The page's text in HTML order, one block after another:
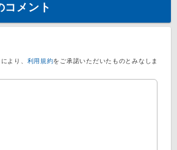
コメント
より、 利用規約をご承諾いただいたものとみなしま